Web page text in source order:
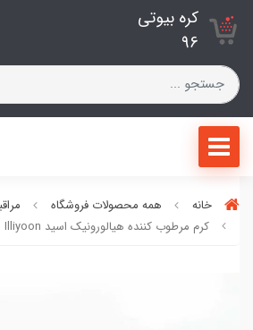
کره بیوتی
96
خانه همه محصولات فروشگاه
کرم مرطوب کننده هیالورونیک اسید Illiyoon